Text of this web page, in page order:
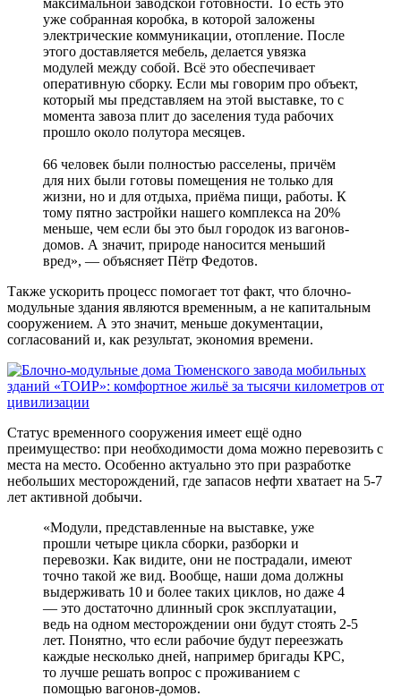
уже собранная коробка, в которой заложены
электрические коммуникации, отопление. После
этого доставляется мебель, делается увязка
модулей между собой. Всё это обеспечивает
оперативную сборку. Если мы говорим про объект,
который мы представляем на этой выставке, то с
момента завоза плит до заселения туда рабочих
прошло около полутора месяцев.
66 человек были полностью расселены, причём
для них были готовы помещения не только для
жизни, но и для отдыха, приёма пищи, работы. К
тому пятно застройки нашего комплекса на 20%
меньше, чем если бы это был городок из вагонов-
домов. А значит, природе наносится меньший
вред», ― объясняет Пётр Федотов.
Также ускорить процесс помогает тот факт, что блочно-
модульные здания являются временным, а не капитальным
сооружением. А это значит, меньше документации,
согласований и, как результат, экономия времени.
Статус временного сооружения имеет ещё одно
преимущество: при необходимости дома можно перевозить с
места на место. Особенно актуально это при разработке
небольших месторождений, где запасов нефти хватает на 5-7
лет активной добычи.
«Модули, представленные на выставке, уже
прошли четыре цикла сборки, разборки и
перевозки. Как видите, они не пострадали, имеют
точно такой же вид. Вообще, наши дома должны
выдерживать 10 и более таких циклов, но даже 4
― это достаточно длинный срок эксплуатации,
ведь на одном месторождении они будут стоять 2-5
лет. Понятно, что если рабочие будут переезжать
каждые несколько дней, например бригады КРС,
то лучше решать вопрос с проживанием с
помощью вагонов-домов.